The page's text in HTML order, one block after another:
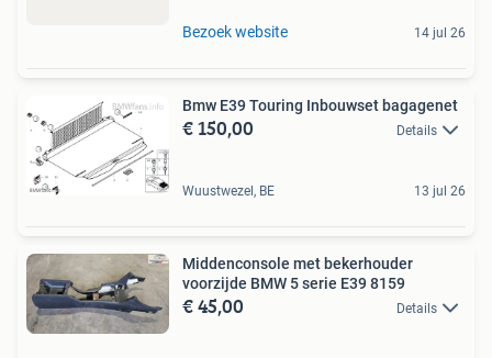
Bezoek website 14 jul 26
Bmw E39 Touring Inbouwset bagagenet
€ 150,00 Details
Wuustwezel, BE 13 jul 26
Middenconsole met bekerhouder
voorzijde BMW 5 serie E39 8159
€ 45,00 Details